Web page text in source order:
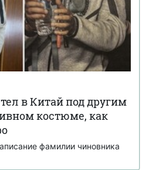
в Китай под другим
костюме, как
фамилии чиновника